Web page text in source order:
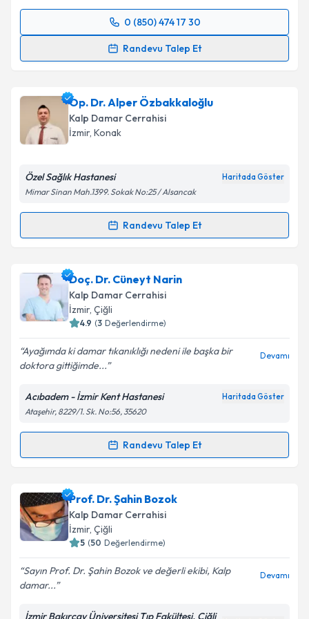
Takvim Talebini Gönder
0 (850) 474 17 30
Randevu Talep Et
Randevu Takvimi Talebi
için bir takvim hazırlandığında e-posta ile
bilgilendireceğiz.
E-posta Adresiniz
Kişisel verilerimin işlenmesine ilişkinAydınlatma
'ni okudum ve kişisel verilerimin belirtilen
kapsamda işlenmesini kabul ediyorum.
Takvim Talebini Gönder
Op. Dr. Alper Özbakkaloğlu
Kalp Damar Cerrahisi
İzmir, Konak
Özel Sağlık Hastanesi Haritada Göster
Mimar Sinan Mah.1399. Sokak No:25 / Alsancak
Randevu Talep Et
Randevu Takvimi Talebi
Op. Dr. Alper Özbakkaloğluiçin randevu takvimi
talebi oluşturun. Size bu uzmandan randevu almanız
için bir takvim hazırlandığında e-posta ile
bilgilendireceğiz.
E-posta Adresiniz
Kişisel verilerimin işlenmesine ilişkin
Metni'ni okudum ve kişisel verilerimin belirtilen
kapsamda işlenmesini kabul ediyorum.
Doç. Dr. Cüneyt Narin
Kalp Damar Cerrahisi
İzmir, Çiğli
4.9 (3 Değerlendirme)
Ayağımda ki damar tıkanıklığı nedeni ile başka bir
doktora gittiğimde...
Devamı
Acıbadem - İzmir Kent Hastanesi Haritada Göster
Ataşehir, 8229/1. Sk. No:56, 35620
Randevu Talep Et
Randevu Takvimi Talebi
Doç. Dr. Cüneyt Nariniçin randevu takvimi talebi
oluşturun. Size bu uzmandan randevu almanız için bir
takvim hazırlandığında e-posta ile bilgilendireceğiz.
Prof. Dr. Şahin Bozok
Kalp Damar Cerrahisi
İzmir, Çiğli
5 (50 Değerlendirme)
Sayın Prof. Dr. Şahin Bozok ve değerli ekibi, Kalp
damar...
Devamı
İzmir Bakırçay Üniversitesi Tıp Fakültesi, Çiğli